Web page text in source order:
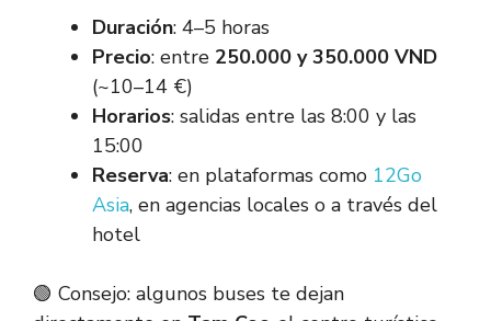
Duración: 4–5 horas
Precio: entre 250.000 y 350.000 VND
(~10–14 €)
Horarios: salidas entre las 8:00 y las
15:00
Reserva: en plataformas como 12Go
Asia, en agencias locales o a través del
hotel
🟢 Consejo: algunos buses te dejan